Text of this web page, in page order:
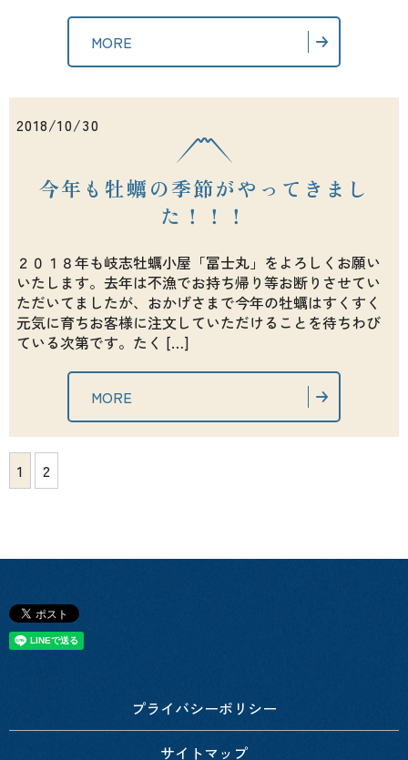
MORE
2018/10/30
今年も牡蠣の季節がやってきまし
た！！！
２０１８年も岐志牡蠣小屋「冨士丸」をよろしくお願い
いたします。去年は不漁でお持ち帰り等お断りさせてい
ただいてましたが、おかげさまで今年の牡蠣はすくすく
元気に育ちお客様に注文していただけることを待ちわび
ている次第です。たく […]
MORE
1 2
プライバシーポリシー
サイトマップ